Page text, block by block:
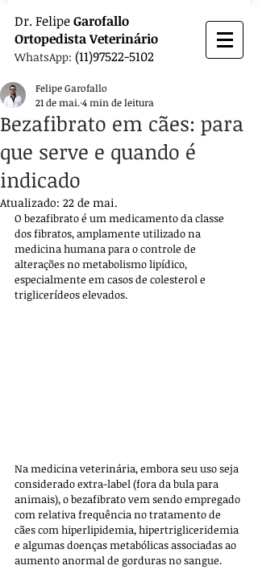
Dr. FelipeGarofallo
OrtopedistaVeterinário
WhatsApp: (11)97522-5102
Bezafibrato em cães: para
que serve e quando é
indicado
Felipe Garofallo
21 de mai. 4 min de leitura
Atualizado: 22 de mai.
O bezafibrato é um medicamento da classe
dos fibratos, amplamente utilizado na
medicina humana para o controle de
alterações no metabolismo lipídico,
especialmente em casos de colesterol e
triglicerídeos elevados.
Na medicina veterinária, embora seu uso seja
considerado extra-label (fora da bula para
animais), o bezafibrato vem sendo empregado
com relativa frequência no tratamento de
cães com hiperlipidemia, hipertrigliceridemia
e algumas doenças metabólicas associadas ao
aumento anormal de gorduras no sangue.